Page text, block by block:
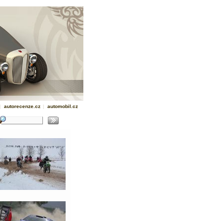
autorecenze.cz | automobil.cz